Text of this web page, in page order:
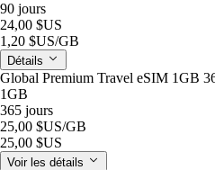
90 jours
24,00 $US
1,20 $US/GB
Détails
Global Premium Travel eSIM 1GB
1GB
365 jours
25,00 $US/GB
25,00 $US
Voir les détails